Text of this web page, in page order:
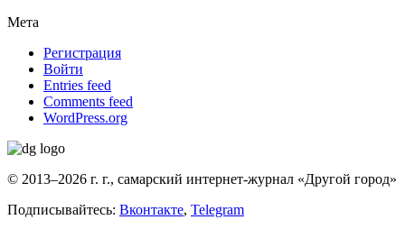
Мета
Регистрация
Войти
Entries feed
Comments feed
WordPress.org
© 2013–2026 г. г., самарский интернет-журнал «Другой город»
Подписывайтесь: Вконтакте, Telegram